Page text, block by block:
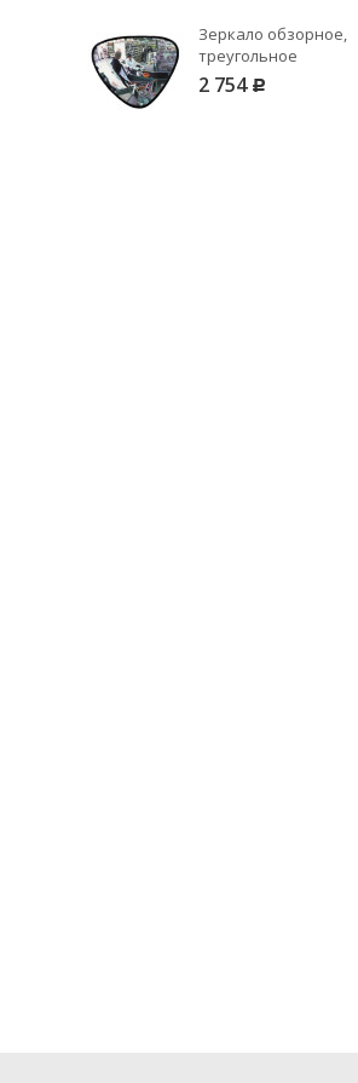
Зеркало обзорное,
треугольное
2 754 Р